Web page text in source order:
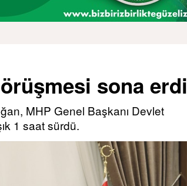
sona erdi
MHP Genel Başkanı Devlet
1 saat sürdü.